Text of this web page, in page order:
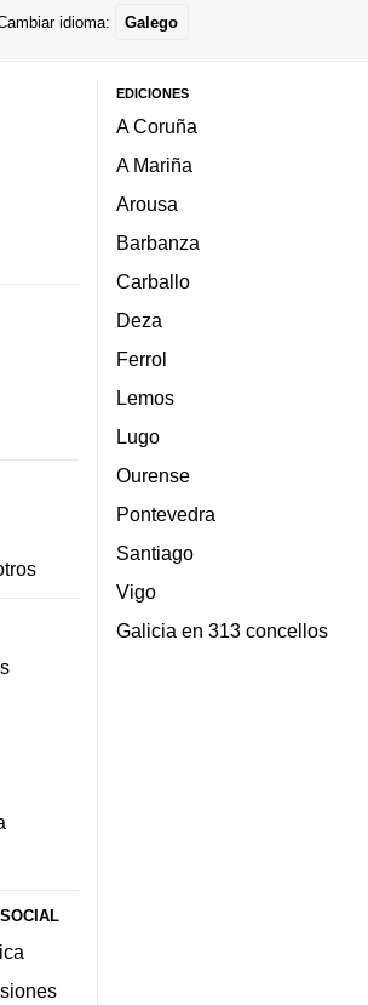
idioma: Galego
EDICIONES
A Coruña
A Mariña
Arousa
Barbanza
Carballo
Deza
Ferrol
Lemos
Lugo
Ourense
Pontevedra
Santiago
Vigo
Galicia en 313 concellos